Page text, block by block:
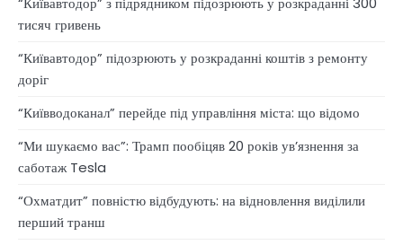
тисяч гривень
“Київавтодор” підозрюють у розкраданні коштів з ремонту
доріг
“Київводоканал” перейде під управління міста: що відомо
“Ми шукаємо вас”: Трамп пообіцяв 20 років ув’язнення за
саботаж Tesla
“Охматдит” повністю відбудують: на відновлення виділили
перший транш